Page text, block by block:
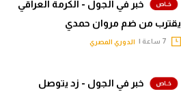
خبر في الجول - الكرمة العراقي
يقترب من ضم مروان حمدي
الدوري المصري
خبر في الجول - زد يتوصل